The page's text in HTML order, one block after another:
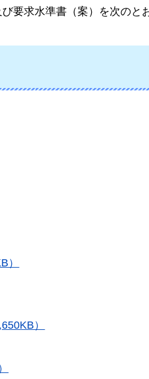
要求水準書（案）を次のと
）
）